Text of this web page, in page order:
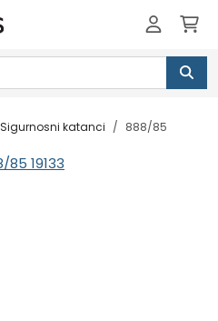
Sigurnosni katanci 888/85